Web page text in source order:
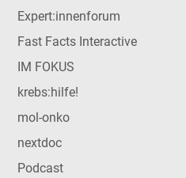
Expert:innenforum
Fast Facts Interactive
IM FOKUS
krebs:hilfe!
mol-onko
nextdoc
Podcast